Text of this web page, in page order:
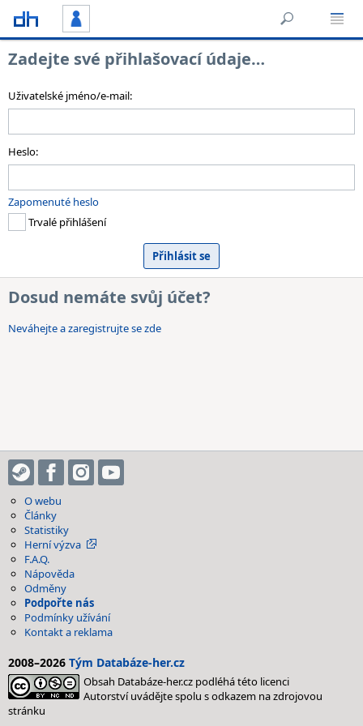
Zadejte své přihlašovací údaje…
Uživatelské jméno/e-mail:
Heslo:
Zapomenuté heslo
Trvalé přihlášení
Dosud nemáte svůj účet?
Neváhejte a zaregistrujte se zde
O webu
Články
Statistiky
Herní výzva
F.A.Q.
Nápověda
Odměny
Podpořte nás
Podmínky užívání
Kontakt a reklama
2008–2026 Tým Databáze-her.cz
Obsah Databáze-her.cz podléhá této licenci
Autorství uvádějte spolu s odkazem na zdrojovou
stránku